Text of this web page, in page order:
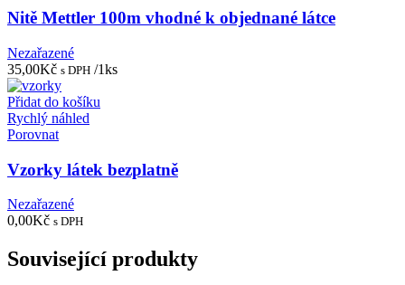
Nitě Mettler 100m vhodné k objednané látce
Nezařazené
35,00Kč s DPH /1ks
Přidat do košíku
Rychlý náhled
Porovnat
Vzorky látek bezplatně
Nezařazené
0,00Kč s DPH
Související produkty